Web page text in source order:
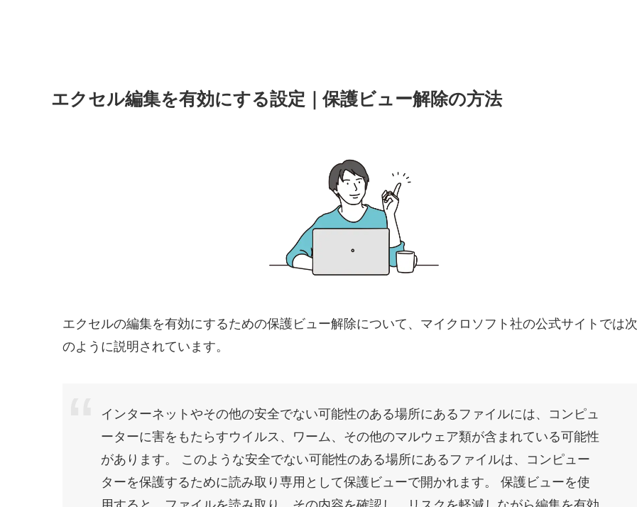
エクセル編集を有効にする設定｜保護ビュー解除の方法
エクセルの編集を有効にするための保護ビュー解除について、マイクロソフト社の公式サイトでは次
のように説明されています。
インターネットやその他の安全でない可能性のある場所にあるファイルには、コンピュ
ーターに害をもたらすウイルス、ワーム、その他のマルウェア類が含まれている可能性
があります。 このような安全でない可能性のある場所にあるファイルは、コンピュー
ターを保護するために読み取り専用として保護ビューで開かれます。 保護ビューを使